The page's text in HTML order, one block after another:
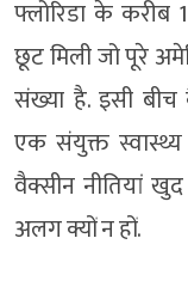
फ्लोरिडा के करीब
छूट मिली जो पूरे
संख्या है. इसी
एक संयुक्त
वैक्सीन नीतियां
अलग क्यों न हों.